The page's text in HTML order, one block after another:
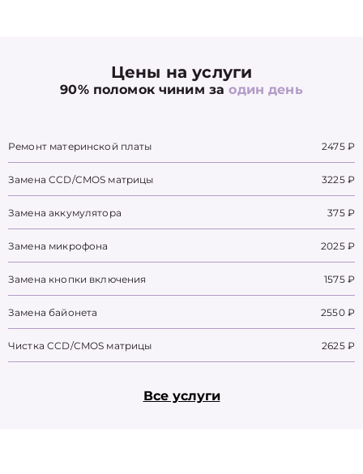
Цены на услуги
90% поломок чиним заодин день
Ремонт материнской платы 2475 ₽
Замена CCD/CMOS матрицы 3225 ₽
Замена аккумулятора 375 ₽
Замена микрофона 2025 ₽
Замена кнопки включения 1575 ₽
Замена байонета 2550 ₽
Чистка CCD/CMOS матрицы 2625 ₽
Все услуги